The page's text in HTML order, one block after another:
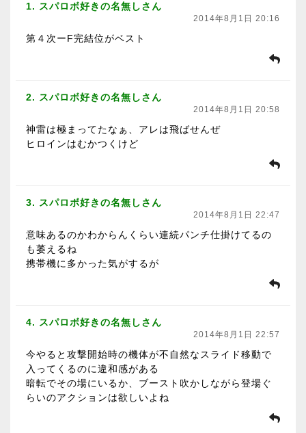
1. スパロボ好きの名無しさん
2014年8月1日 20:16
第４次ーF完結位がベスト
2. スパロボ好きの名無しさん
2014年8月1日 20:58
神雷は極まってたなぁ、アレは飛ばせんぜ
ヒロインはむかつくけど
3. スパロボ好きの名無しさん
2014年8月1日 22:47
意味あるのかわからんくらい連続パンチ仕掛けてるの
も萎えるね
携帯機に多かった気がするが
4. スパロボ好きの名無しさん
2014年8月1日 22:57
今やると攻撃開始時の機体が不自然なスライド移動で
入ってくるのに違和感がある
暗転でその場にいるか、ブースト吹かしながら登場ぐ
らいのアクションは欲しいよね